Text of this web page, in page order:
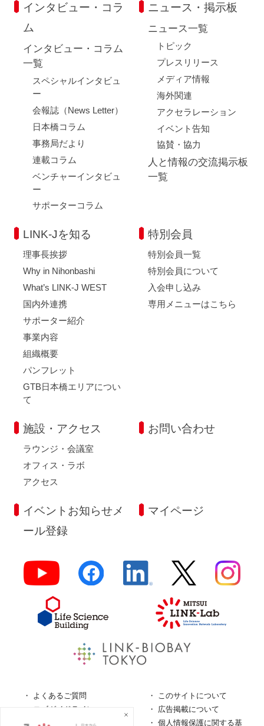
インタビュー・コラ
ム
インタビュー・コラム
一覧
スペシャルインタビュ
ー
会報誌（News Letter）
日本橋コラム
事務局だより
連載コラム
ベンチャーインタビュ
ー
サポーターコラム
ニュース・掲示板
ニュース一覧
トピック
プレスリリース
メディア情報
海外関連
アクセラレーション
イベント告知
協賛・協力
人と情報の交流掲示板
一覧
LINK-Jを知る
理事長挨拶
Why in Nihonbashi
What’s LINK-J WEST
国内外連携
サポーター紹介
事業内容
組織概要
パンフレット
GTB日本橋エリアについ
て
特別会員
特別会員一覧
特別会員について
入会申し込み
専用メニューはこちら
施設・アクセス
ラウンジ・会議室
オフィス・ラボ
アクセス
お問い合わせ
イベントお知らせメ
ール登録
マイページ
よくあるご質問
このサイトについて
ロゴガイドライン
広告掲載について
特定商取引法に基づく表
個人情報保護に関する基